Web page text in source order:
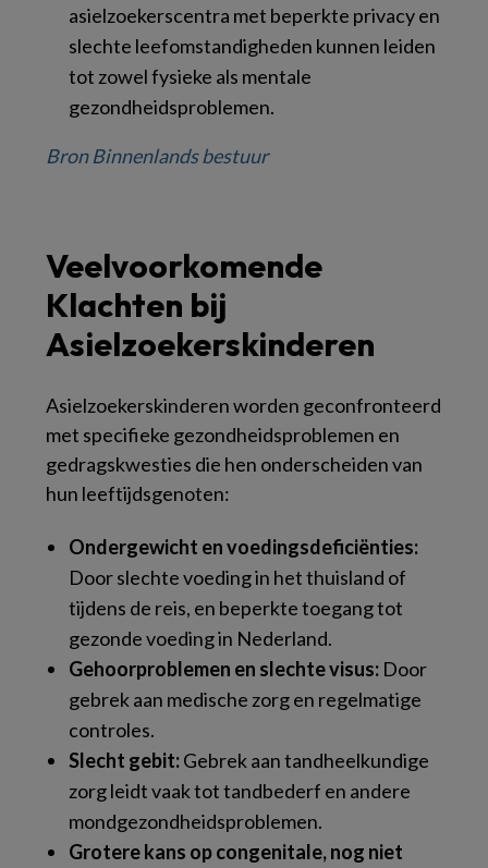
asielzoekerscentra met beperkte privacy en
slechte leefomstandigheden kunnen leiden
tot zowel fysieke als mentale
gezondheidsproblemen.
Bron Binnenlands bestuur
Veelvoorkomende
Klachten bij
Asielzoekerskinderen
Asielzoekerskinderen worden geconfronteerd
met specifieke gezondheidsproblemen en
gedragskwesties die hen onderscheiden van
hun leeftijdsgenoten:
Ondergewicht en voedingsdeficiënties:
Door slechte voeding in het thuisland of
tijdens de reis, en beperkte toegang tot
gezonde voeding in Nederland.
Gehoorproblemen en slechte visus: Door
gebrek aan medische zorg en regelmatige
controles.
Slecht gebit:Gebrek aan tandheelkundige
zorg leidt vaak tot tandbederf en andere
mondgezondheidsproblemen.
Grotere kans op congenitale, nog niet